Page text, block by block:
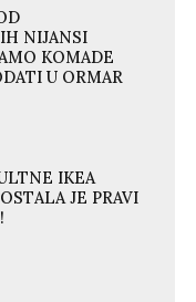
NIJANSI
KOMADE
U ORMAR
IKEA
JE PRAVI